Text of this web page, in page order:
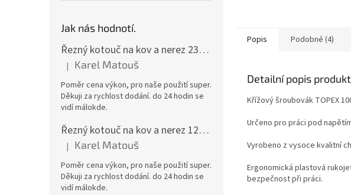
Jak nás hodnotí.
Řezný kotouč na kov a nerez 230x2,0x22 A46T6BF, balení 25ks
Hodnocení produktu je 5 z 5 hvězdiček.
| Karel Matouš
Poměr cena výkon, pro naše použití super.
Děkuji za rychlost dodání. do 24 hodin se
vidí málokde.
Řezný kotouč na kov a nerez 125x1,0x22 A46T6BF, balení 25ks
Hodnocení produktu je 5 z 5 hvězdiček.
| Karel Matouš
Poměr cena výkon, pro naše použití super.
Děkuji za rychlost dodání. do 24 hodin se
vidí málokde.
Popis Podobné (4)
Detailní popis
Křížový šroubovák TOPEX
Určeno pro práci pod
Vyrobeno z vysoce kvalitní
Ergonomická plastová
bezpečnost při práci.